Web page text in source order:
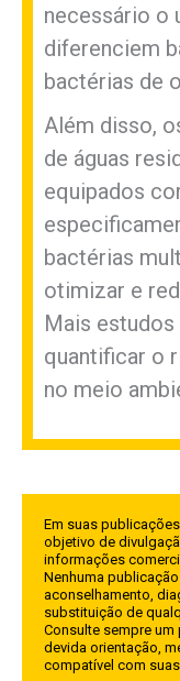
necessário o
diferenciem
bactérias de
Além disso,
de águas
equipados
bactérias
otimizar e
Mais estudos
quantificar o
no meio
Em suas
objetivo de
informações
Nenhuma
aconselhamento,
substituição de
Consulte sempre
devida orientação,
compatível com